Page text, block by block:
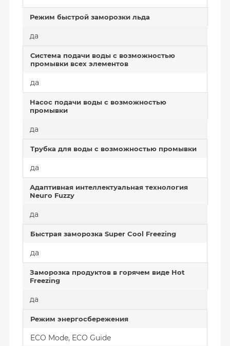
Режим быстрой заморозки льда
да
Система подачи воды с возможностью
промывки всех элементов
да
Насос подачи воды с возможностью
промывки
да
Трубка для воды с возможностью промывки
да
Адаптивная интеллектуальная технология
Neuгo Fuzzy
да
Быстрая заморозка Super Cool Freezing
да
Заморозка продуктов в горячем виде Hot
Freezing
да
Режим энергосбережения
ECO Mode, ECO Guide